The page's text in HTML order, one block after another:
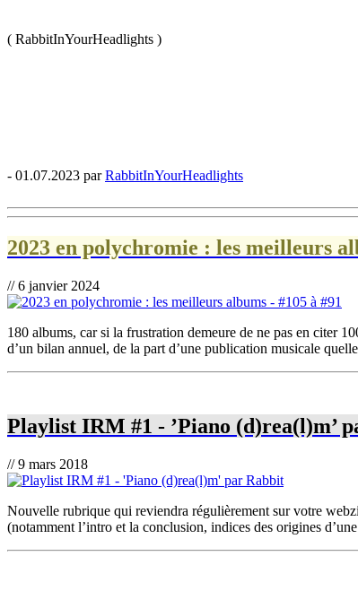
( RabbitInYourHeadlights )
- 01.07.2023 parRabbitInYourHeadlights
2023 en polychromie : les meilleurs
// 6 janvier 2024
180 albums, car si la frustration demeure de ne pas en citer
d’un bilan annuel, de la part d’une publication musicale
Playlist IRM #1 - ’Piano (d)rea(l)m’
// 9 mars 2018
Nouvelle rubrique qui reviendra régulièrement sur votre
(notamment l’intro et la conclusion, indices des origines